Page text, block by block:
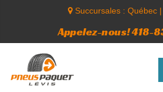
Succursales : Québec|
Appelez-nous! 418-